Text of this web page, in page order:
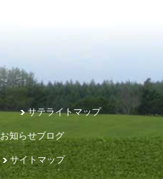
サテライトマップ
お知らせブログ
サイトマップ